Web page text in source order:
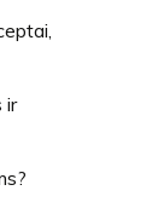
ir